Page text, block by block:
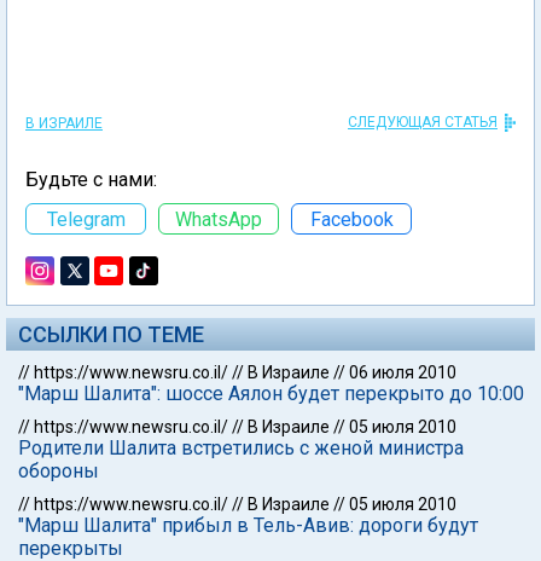
В ИЗРАИЛЕ СЛЕДУЮЩАЯ СТАТЬЯ
Будьте с нами:
Telegram
WhatsApp Facebook
ССЫЛКИ ПО ТЕМЕ
// https://www.newsru.co.il/// В Израиле //06 июля 2010
"Марш Шалита": шоссе Аялон будет перекрыто до 10:00
// https://www.newsru.co.il/// В Израиле //05 июля 2010
Родители Шалита встретились с женой министра
обороны
// https://www.newsru.co.il/// В Израиле //05 июля 2010
"Марш Шалита" прибыл в Тель-Авив: дороги будут
перекрыты